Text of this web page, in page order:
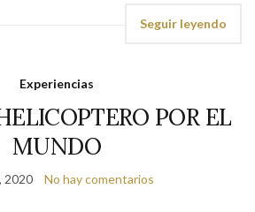
Seguir leyendo
Experiencias
POR EL
MUNDO
2020 No hay comentarios